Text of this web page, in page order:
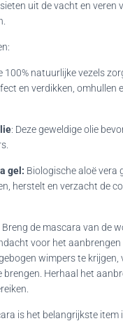
uit de vacht en veren
100% natuurlijke vezels
en verdikken, omhullen
: Deze geweldige olie
gel: Biologische aloë vera
herstelt en verzacht de
Breng de mascara van de
voor het
wimpers te
Herhaal het
is het belangrijkste item